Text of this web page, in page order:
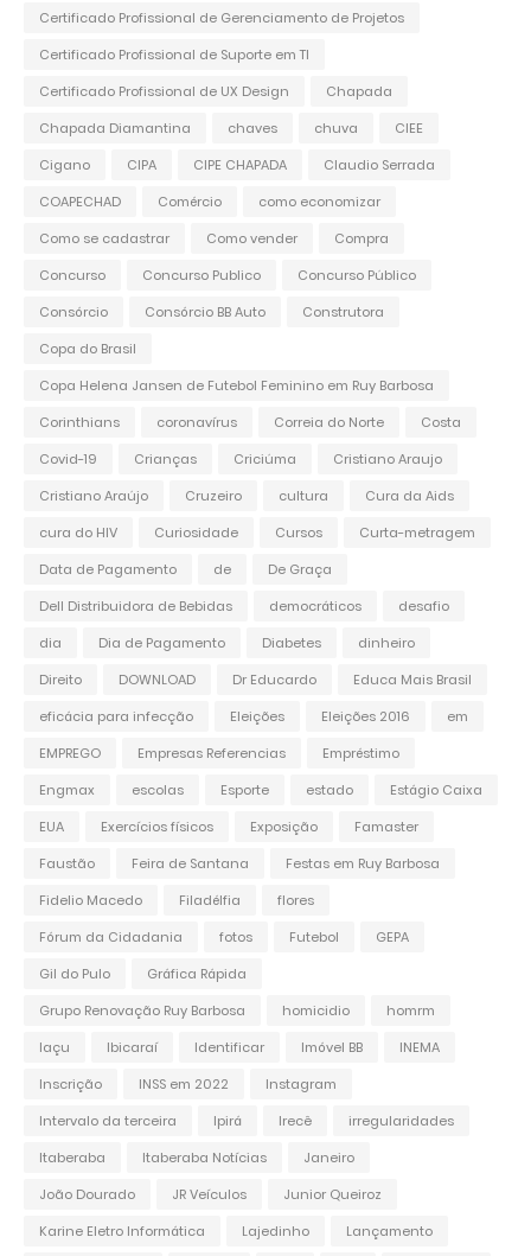
Certificado Profissional de Gerenciamento de Projetos
Certificado Profissional de Suporte em TI
Certificado Profissional de UX Design
Chapada
Chapada Diamantina
chaves chuva
CIEE
Cigano
CIPA CIPE CHAPADA
Claudio Serrada
COAPECHAD
Comércio
como economizar
Como se cadastrar
Como vender
Compra
Concurso
Concurso Publico
Concurso Público
Consórcio
Consórcio BB Auto
Construtora
Copa do Brasil
Copa Helena Jansen de Futebol Feminino em Ruy Barbosa
Corinthians
coronavírus Correia do Norte
Costa
Covid-19
Crianças Criciúma
Cristiano Araujo
Cristiano Araújo
Cruzeiro cultura
Cura da Aids
cura do HIV
Curiosidade Cursos
Curta-metragem
Data de Pagamento
de
De Graça
Dell Distribuidora de Bebidas
democráticos
desafio
dia
Dia de Pagamento Diabetes
dinheiro
Direito
DOWNLOAD Dr Educardo
Educa Mais Brasil
eficácia para infecção
Eleições Eleições 2016
em
EMPREGO
Empresas Referencias
Empréstimo
Engmax
escolas Esporte estado
Estágio Caixa
EUA
Exercícios físicos Exposição
Famaster
Faustão
Feira de Santana
Festas em Ruy Barbosa
Fidelio Macedo
Filadélfia
flores
Fórum da Cidadania
fotos Futebol
GEPA
Gil do Pulo
Gráfica Rápida
Grupo Renovação Ruy Barbosa
homicidio
homrm
Iaçu
Ibicaraí Identificar Imóvel BB
INEMA
Inscrição
INSS em 2022
Instagram
Intervalo da terceira
Ipirá Irecê
irregularidades
Itaberaba
Itaberaba Notícias
Janeiro
João Dourado
JR Veículos
Junior Queiroz
Karine Eletro Informática
Lajedinho
Lançamento